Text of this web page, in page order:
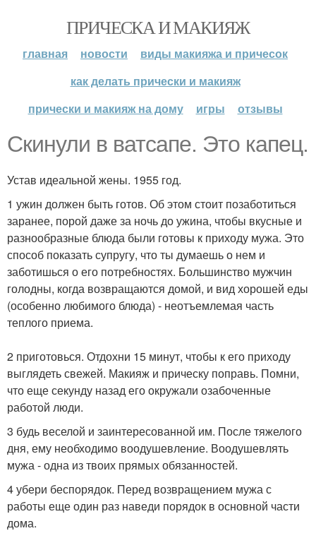
ПРИЧЕСКА И МАКИЯЖ
главная новости
виды макияжа и причесок
как делать прически и макияж
прически и макияж на дому
игры отзывы
Скинули в ватсапе. Это капец.
Устав идеальной жены. 1955 год.
1 ужин должен быть готов. Об этом стоит позаботиться
заранее, порой даже за ночь до ужина, чтобы вкусные и
разнообразные блюда были готовы к приходу мужа. Это
способ показать супругу, что ты думаешь о нем и
заботишься о его потребностях. Большинство мужчин
голодны, когда возвращаются домой, и вид хорошей еды
(особенно любимого блюда) - неотъемлемая часть
теплого приема.
2 приготовься. Отдохни 15 минут, чтобы к его приходу
выглядеть свежей. Макияж и прическу поправь. Помни,
что еще секунду назад его окружали озабоченные
работой люди.
3 будь веселой и заинтересованной им. После тяжелого
дня, ему необходимо воодушевление. Воодушевлять
мужа - одна из твоих прямых обязанностей.
4 убери беспорядок. Перед возвращением мужа с
работы еще один раз наведи порядок в основной части
дома.